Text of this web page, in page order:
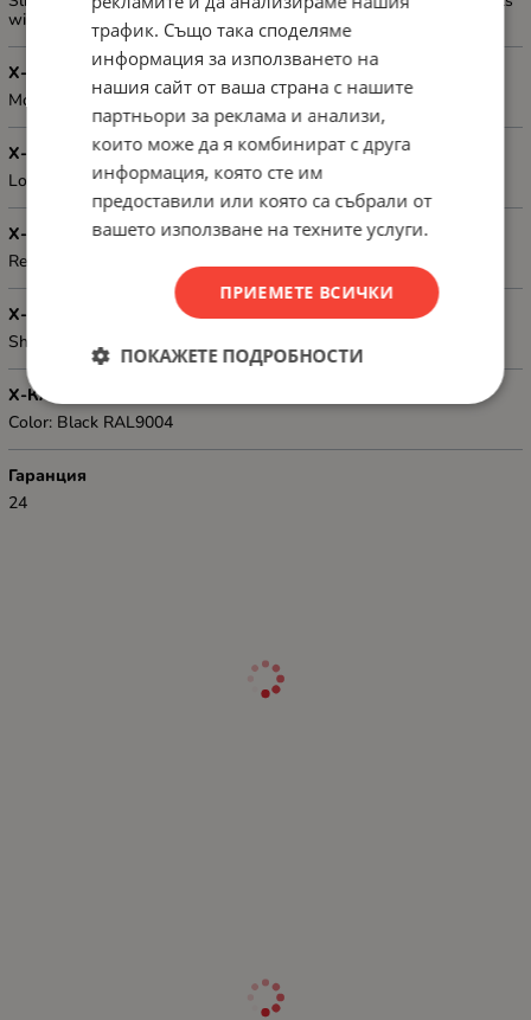
with a depth of 800 mm
Х-КА 2
Montage: side; four point assembly
Х-КА 3
Loading capacity: 60 kg
Х-КА 4
Required amount of screws: 4
Х-КА 5
Shelf dimensions: 465 x 550 mm
Х-КА 6
Color: Black RAL9004
Гаранция
24
трафик. Също така споделяме
информация за използването на
нашия сайт от ваша страна с нашите
партньори за реклама и анализи,
които може да я комбинират с друга
информация, която сте им
предоставили или която са събрали от
вашето използване на техните услуги.
ПРИЕМЕТЕ ВСИЧКИ
ПОКАЖЕТЕ ПОДРОБНОСТИ